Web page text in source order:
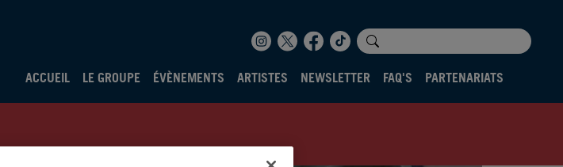
ACCUEIL LE GROUPE ÉVÈNEMENTS ARTISTES NEWSLETTER FAQ'S PARTENARIATS